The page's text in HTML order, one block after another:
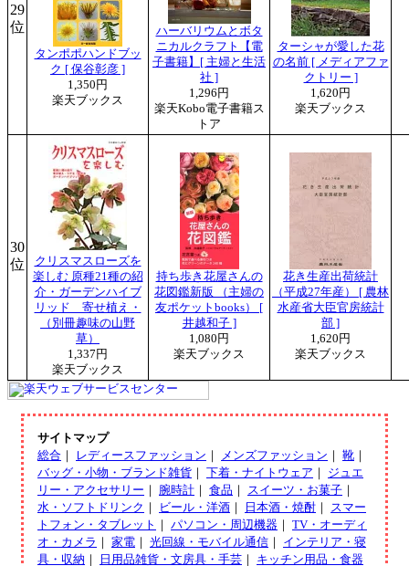
29
位
タンポポハンドブッ
ク [ 保谷彰彦 ]
1,350円
楽天ブックス
ハーバリウムとボタ
ニカルクラフト【電
子書籍】[ 主婦と生活
社 ]
1,296円
楽天Kobo電子書籍ス
トア
ターシャが愛した花
の名前 [ メディアファ
クトリー ]
1,620円
楽天ブックス
30
位
クリスマスローズを
楽しむ 原種21種の紹
介・ガーデンハイブ
リッド 寄せ植え・
（別冊趣味の山野
草）
1,337円
楽天ブックス
持ち歩き花屋さんの
花図鑑新版 （主婦の
友ポケットbooks） [
井越和子 ]
1,080円
楽天ブックス
花き生産出荷統計
（平成27年産） [ 農林
水産省大臣官房統計
部 ]
1,620円
楽天ブックス
サイトマップ
総合 ｜ レディースファッション ｜ メンズファッション ｜ 靴 ｜
バッグ・小物・ブランド雑貨 ｜ 下着・ナイトウェア ｜ ジュエ
リー・アクセサリー ｜ 腕時計 ｜ 食品 ｜ スイーツ・お菓子 ｜
水・ソフトドリンク ｜ ビール・洋酒 ｜ 日本酒・焼酎 ｜ スマー
トフォン・タブレット
｜ パソコン・周辺機器 ｜ TV・オーディ
オ・カメラ ｜ 家電 ｜ 光回線・モバイル通信 ｜ インテリア・寝
具・収納 ｜ 日用品雑貨・文房具・手芸 ｜ キッチン用品・食器